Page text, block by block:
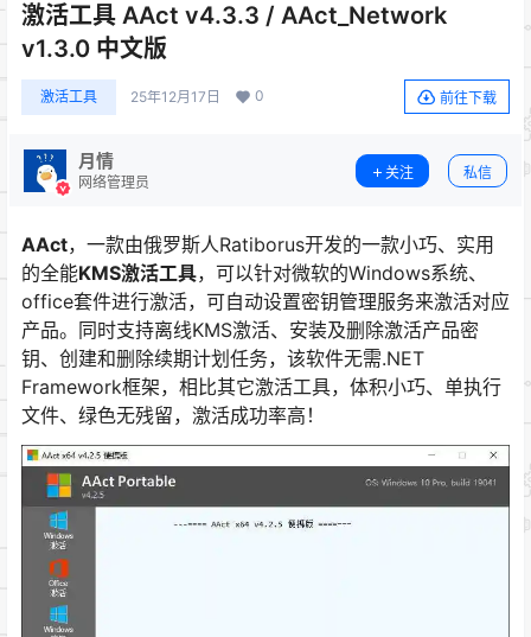
激活工具 AAct v4.3.3 / AAct_Network
v1.3.0 中文版
激活工具 25年12月17日 0 前往下载
月情
网络管理员
关注 私信
AAct，一款由俄罗斯人Ratiborus开发的一款小巧、实用
的全能KMS激活工具，可以针对微软的Windows系统、
office套件进行激活，可自动设置密钥管理服务来激活对应
产品。同时支持离线KMS激活、安装及删除激活产品密
钥、创建和删除续期计划任务，该软件无需.NET
Framework框架，相比其它激活工具，体积小巧、单执行
文件、绿色无残留，激活成功率高！